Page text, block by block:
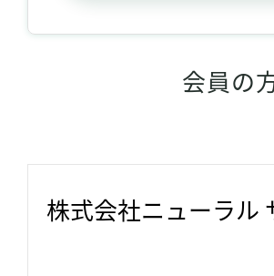
会員の
株式会社ニューラル